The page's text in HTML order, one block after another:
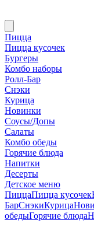
Пицца
Пицца кусочек
Бургеры
Комбо наборы
Ролл-Бар
Снэки
Курица
Новинки
Соусы/Допы
Салаты
Комбо обеды
Горячие блюда
Напитки
Десерты
Детское меню
ПиццаПицца кусочек
БарСнэкиКурица
обедыГорячие блюда